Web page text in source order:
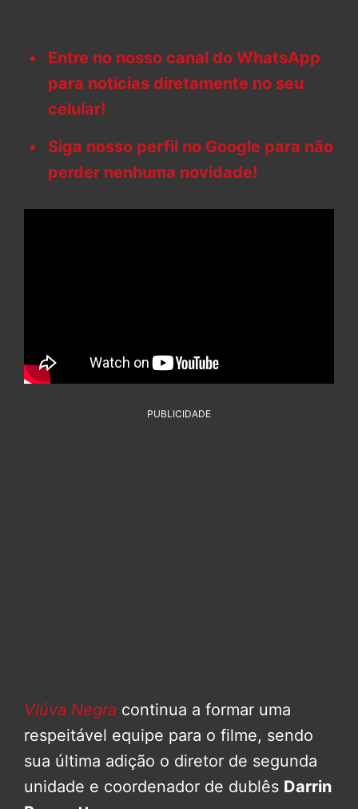
Entre no nosso canal do WhatsApp
para notícias diretamente no seu
celular!
Siga nosso perfil no Google para não
perder nenhuma novidade!
PUBLICIDADE
Viúva Negra continua a formar uma
respeitável equipe para o filme, sendo
sua última adição o diretor de segunda
unidade e coordenador de dublês Darrin